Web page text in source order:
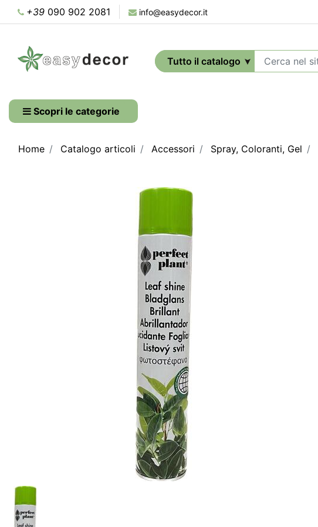
+39 090 902 2081 info@easydecor.it
Scopri le categorie
Home Catalogo articoli Accessori Spray, Coloranti, Gel